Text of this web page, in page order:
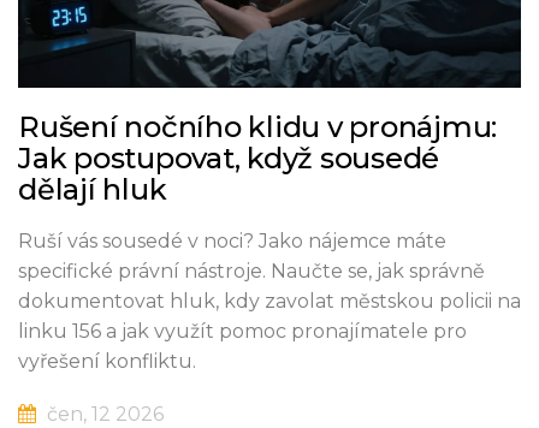
Rušení nočního klidu v pronájmu:
Jak postupovat, když sousedé
dělají hluk
Ruší vás sousedé v noci? Jako nájemce máte
specifické právní nástroje. Naučte se, jak správně
dokumentovat hluk, kdy zavolat městskou policii na
linku 156 a jak využít pomoc pronajímatele pro
vyřešení konfliktu.
čen, 12 2026